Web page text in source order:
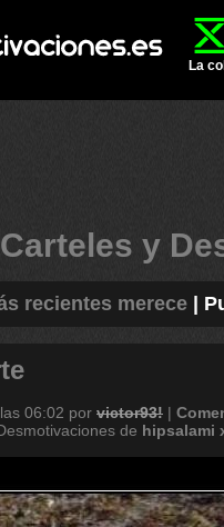
La
y
recientes merece
06:02 por victor93! |
de hipsalami